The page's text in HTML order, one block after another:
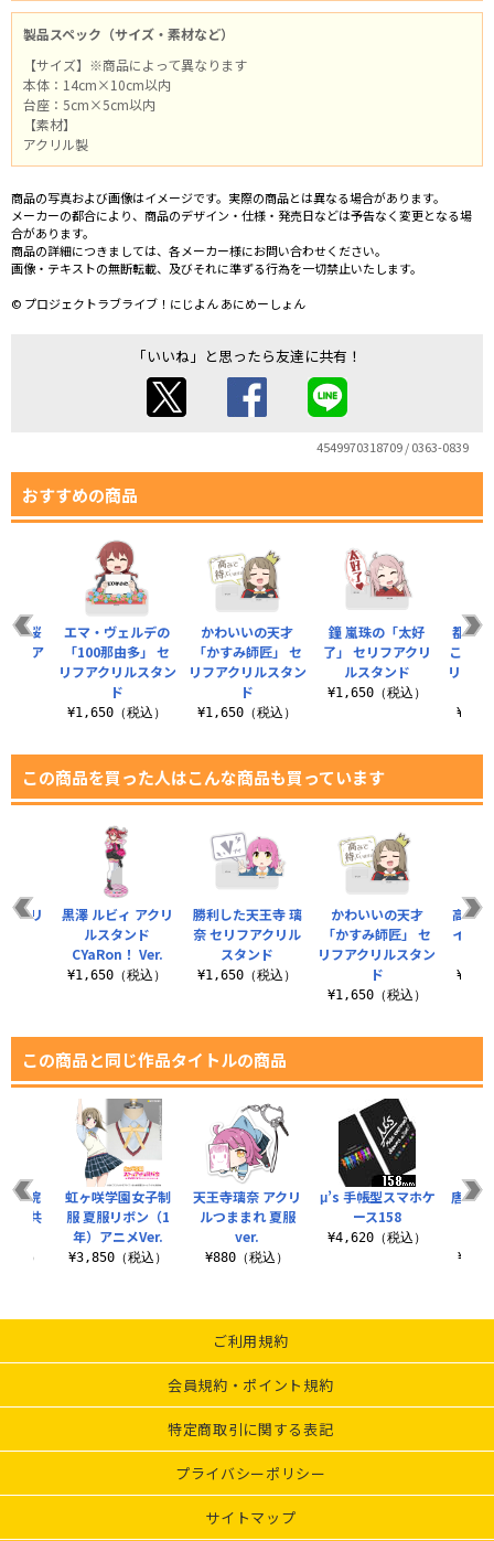
製品スペック（サイズ・素材など）
【サイズ】※商品によって異なります
本体：14cm×10cm以内
台座：5cm×5cm以内
【素材】
アクリル製
商品の写真および画像はイメージです。実際の商品とは異なる場合があります。
メーカーの都合により、商品のデザイン・仕様・発売日などは予告なく変更となる場
合があります。
商品の詳細につきましては、各メーカー様にお問い合わせください。
画像・テキストの無断転載、及びそれに準ずる行為を一切禁止いたします。
© プロジェクトラブライブ！にじよん あにめーしょん
「いいね」と思ったら友達に共有！
4549970318709 / 0363-0839
おすすめの商品
かわいいの天才
「かすみ師匠」 セ
リフアクリルスタン
ド
¥1,650（税込）
鐘 嵐珠の「太好
了」 セリフアクリ
ルスタンド
¥1,650（税込）
都会
こいい
リフア
る 桜
リフア
エマ・ヴェルデの
「100那由多」 セ
リフアクリルスタン
ド
¥1,650（税込）
この商品を買った人はこんな商品も買っています
勝利した天王寺 璃
奈 セリフアクリル
スタンド
¥1,650（税込）
かわいいの天才
「かすみ師匠」 セ
リフアクリルスタン
ド
¥1,650（税込）
高咲
イヨ
クリ
黒澤 ルビィ アクリ
ルスタンド
CYaRon！ Ver.
¥1,650（税込）
この商品と同じ作品タイトルの商品
天王寺璃奈 アクリ
ルつままれ 夏服
ver.
¥880（税込）
μ’s 手帳型スマホケ
ース158
¥4,620（税込）
唐 可
学院
生共
込）
虹ヶ咲学園女子制
服 夏服リボン（1
年）アニメVer.
¥3,850（税込）
ご利用規約
会員規約・ポイント規約
特定商取引に関する表記
プライバシーポリシー
サイトマップ